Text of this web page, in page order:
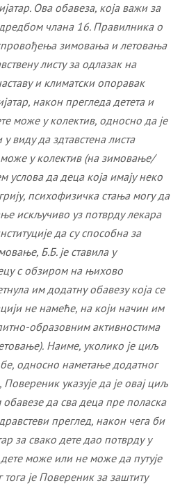
Ова обавеза, која важи за
члана 16. Правилника о
зимовања и летовања
листу за одлазак на
и климатски опоравак
након прегледа детета и
може у колектив, односно да је
виду да здтавстена листа
у колектив (на зимовање/
услова да деца која имају неко
психофизичка стања могу да
искључиво уз потврду лекара
да су способна за
Б.Б. је ставила у
с обзиром на њихово
им додатну обавезу која се
не намеће, на који начин им
образовним активностима
Наиме, уколико је циљ
односно наметање додатног
указује да је овај циљ
да сва деца пре поласка
преглед, након чега би
за свако дете дао потврду у
дете може или не може да путује
је Повереник за заштиту